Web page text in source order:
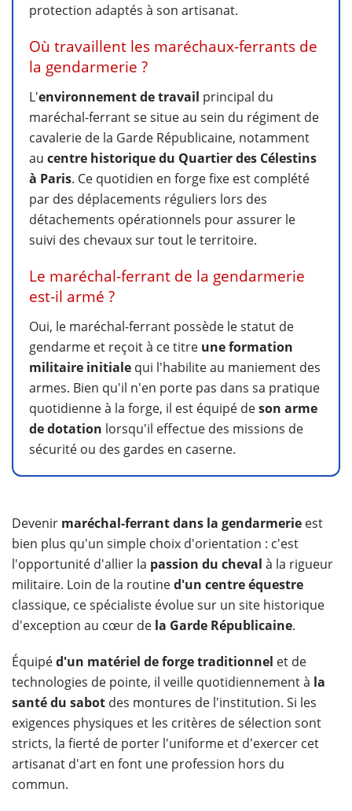
protection adaptés à son artisanat.
Où travaillent les maréchaux-ferrants de
la gendarmerie ?
L'environnement de travail principal du
maréchal-ferrant se situe au sein du régiment de
cavalerie de la Garde Républicaine, notamment
au centre historique du Quartier des Célestins
à Paris. Ce quotidien en forge fixe est complété
par des déplacements réguliers lors des
détachements opérationnels pour assurer le
suivi des chevaux sur tout le territoire.
Le maréchal-ferrant de la gendarmerie
est-il armé ?
Oui, le maréchal-ferrant possède le statut de
gendarme et reçoit à ce titre une formation
militaire initiale qui l'habilite au maniement des
armes. Bien qu'il n'en porte pas dans sa pratique
quotidienne à la forge, il est équipé deson arme
de dotation lorsqu'il effectue des missions de
sécurité ou des gardes en caserne.
Devenir maréchal-ferrant dans la gendarmerie est
bien plus qu'un simple choix d'orientation : c'est
l'opportunité d'allier la passion du cheval à la rigueur
militaire. Loin de la routined'un centre équestre
classique, ce spécialiste évolue sur un site historique
d'exception au cœur de la Garde Républicaine.
Équipéd'un matériel de forge traditionnel et de
technologies de pointe, il veille quotidiennement à la
santé du sabot des montures de l'institution. Si les
exigences physiques et les critères de sélection sont
stricts, la fierté de porter l'uniforme et d'exercer cet
artisanat d'art en font une profession hors du
commun.